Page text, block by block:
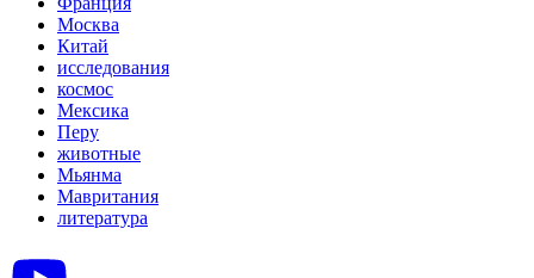
Москва
Китай
исследования
космос
Мексика
Перу
животные
Мьянма
Мавритания
литература